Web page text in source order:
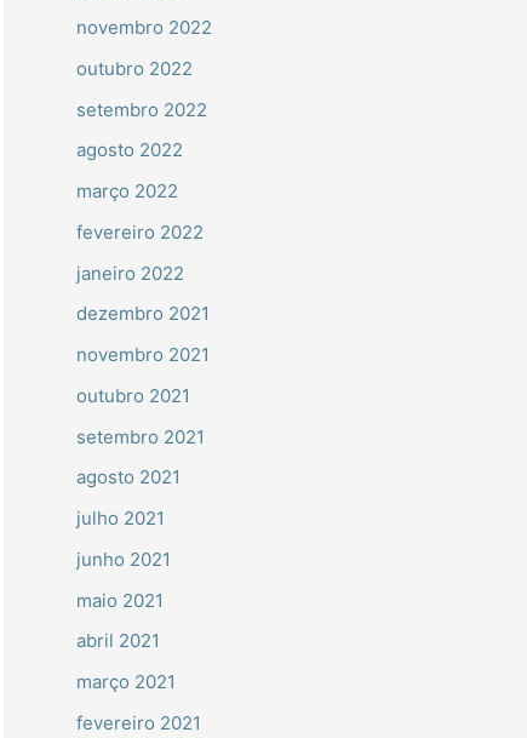
novembro 2022
outubro 2022
setembro 2022
agosto 2022
março 2022
fevereiro 2022
janeiro 2022
dezembro 2021
novembro 2021
outubro 2021
setembro 2021
agosto 2021
julho 2021
junho 2021
maio 2021
abril 2021
março 2021
fevereiro 2021